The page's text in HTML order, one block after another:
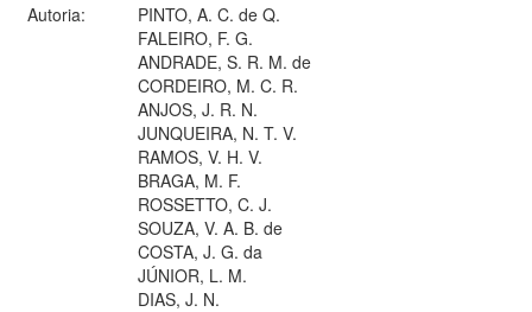
Autoria:
PINTO, A. C. de Q.
FALEIRO, F. G.
ANDRADE, S. R. M. de
CORDEIRO, M. C. R.
ANJOS, J. R. N.
JUNQUEIRA, N. T. V.
RAMOS, V. H. V.
BRAGA, M. F.
ROSSETTO, C. J.
SOUZA, V. A. B. de
COSTA, J. G. da
JÚNIOR, L. M.
DIAS, J. N.